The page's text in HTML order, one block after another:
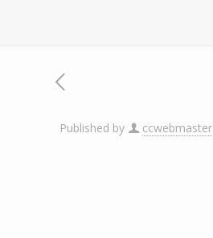
Published by ccwebmaster